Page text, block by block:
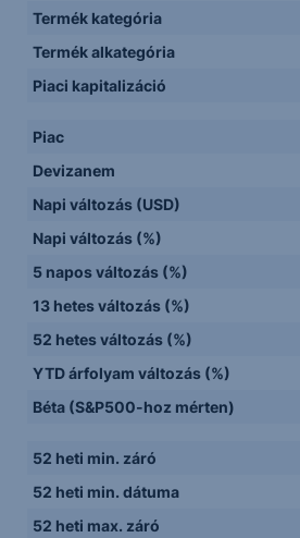
Termék kategória
Termék alkategória
Piaci kapitalizáció
Piac
Devizanem
Napi változás (USD)
Napi változás (%)
5 napos változás (%)
13 hetes változás (%)
52 hetes változás (%)
YTD árfolyam változás (%)
Béta (S&P500-hoz mérten)
52 heti min. záró
52 heti min. dátuma
52 heti max. záró